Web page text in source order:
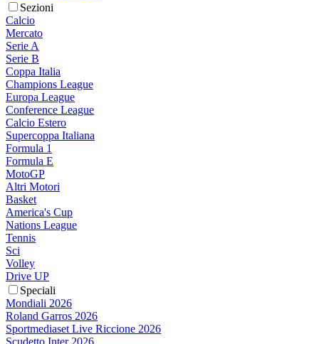
Sezioni
Calcio
Mercato
Serie A
Serie B
Coppa Italia
Champions League
Europa League
Conference League
Calcio Estero
Supercoppa Italiana
Formula 1
Formula E
MotoGP
Altri Motori
Basket
America's Cup
Nations League
Tennis
Sci
Volley
Drive UP
Speciali
Mondiali 2026
Roland Garros 2026
Sportmediaset Live Riccione 2026
Scudetto Inter 2026